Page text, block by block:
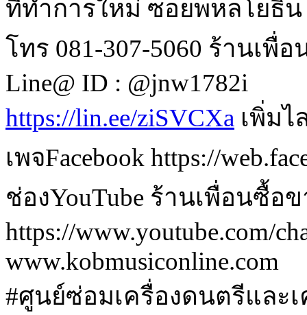
ที่ทำการใหม่ ซอยพหลโยธิน
โทร 081-307-5060 ร้านเพื่
Line@ ID : @jnw1782i
https://lin.ee/ziSVCXa เพิ่ม
เพจFacebook https://
ช่องYouTube ร้านเพื่อนซื้อ
https://www.youtube.com/
www.kobmusiconline.com
#ศูนย์ซ่อมเครื่องดนตรีและ